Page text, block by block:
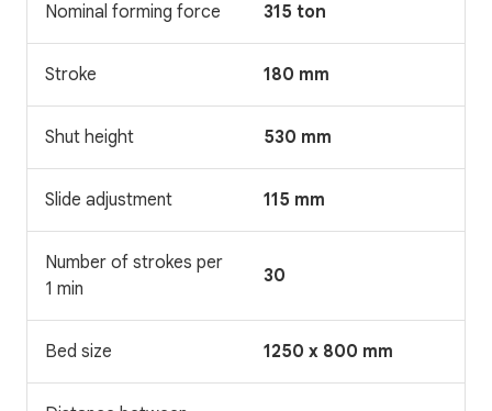
Nominal forming force 315 ton
Stroke 180 mm
Shut height 530 mm
Slide adjustment 115 mm
Number of strokes per
1 min
30
Bed size 1250 x 800 mm